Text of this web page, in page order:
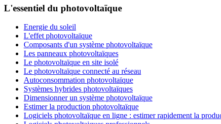
L'essentiel du photovoltaïque
Energie du soleil
L'effet photovoltaïque
Composants d'un système photovoltaïque
Les panneaux photovoltaïques
Le photovoltaïque en site isolé
Le photovoltaïque connecté au réseau
Autoconsommation photovoltaïque
Systèmes hybrides photovoltaïques
Dimensionner un système photovoltaïque
Estimer la production photovoltaïque
Logiciels photovoltaïque en ligne : estimer rapidement la